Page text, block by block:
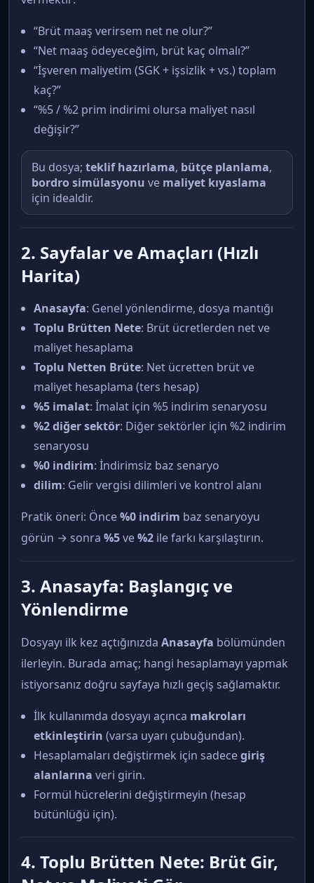
“Brüt maaş verirsem net ne olur?”
“Net maaş ödeyeceğim, brüt kaç olmalı?”
“İşveren maliyetim (SGK + işsizlik + vs.) toplam
kaç?”
“%5 / %2 prim indirimi olursa maliyet nasıl
değişir?”
Bu dosya; teklif hazırlama, bütçe planlama,
bordro simülasyonu ve maliyet kıyaslama
için idealdir.
2. Sayfalar ve Amaçları (Hızlı
Harita)
Anasayfa: Genel yönlendirme, dosya mantığı
Toplu Brütten Nete: Brüt ücretlerden net ve
maliyet hesaplama
Toplu Netten Brüte: Net ücretten brüt ve
maliyet hesaplama (ters hesap)
%5 imalat: İmalat için %5 indirim senaryosu
%2 diğer sektör: Diğer sektörler için %2 indirim
senaryosu
%0 indirim: İndirimsiz baz senaryo
dilim: Gelir vergisi dilimleri ve kontrol alanı
Pratik öneri: Önce%0 indirim baz senaryoyu
görün → sonra %5ve%2 ile farkı karşılaştırın.
3. Anasayfa: Başlangıç ve
Yönlendirme
Dosyayı ilk kez açtığınızda Anasayfa bölümünden
ilerleyin. Burada amaç; hangi hesaplamayı yapmak
istiyorsanız doğru sayfaya hızlı geçiş sağlamaktır.
İlk kullanımda dosyayı açınca makroları
etkinleştirin (varsa uyarı çubuğundan).
Hesaplamaları değiştirmek için sadecegiriş
alanlarına veri girin.
Formül hücrelerini değiştirmeyin (hesap
bütünlüğü için).
4. Toplu Brütten Nete: Brüt Gir,